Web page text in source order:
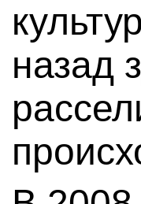
назад